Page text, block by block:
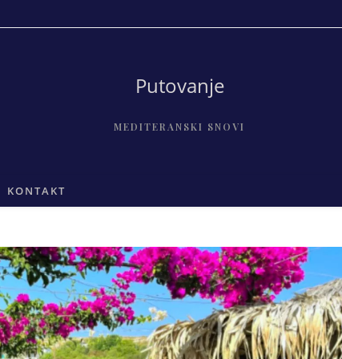
Putovanje
MEDITERANSKI SNOVI
KONTAKT